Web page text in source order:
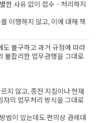
한 사유 없이 접수ㆍ처리하지
이행하지 않고, 이에 대해 책
도 불구하고 과거 규정에 따라
불합리한 업무관행을 그대로
지 않고, 종전 지침이나 현재
자의 업무처리 방식을 그대로
법이 있는데도 편의상 관례대